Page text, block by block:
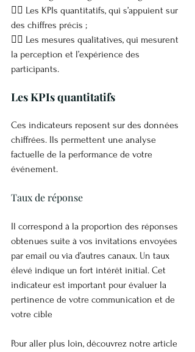
👉🏼 Les KPIs quantitatifs, qui s’appuient sur
des chiffres précis ;
👉🏼 Les mesures qualitatives, qui mesurent
la perception et l’expérience des
participants.
Les KPIs quantitatifs
Ces indicateurs reposent sur des données
chiffrées. Ils permettent une analyse
factuelle de la performance de votre
événement.
Taux de réponse
Il correspond à la proportion des réponses
obtenues suite à vos invitations envoyées
par email ou via d’autres canaux. Un taux
élevé indique un fort intérêt initial. Cet
indicateur est important pour évaluer la
pertinence de votre communication et de
votre cible
Pour aller plus loin, découvrez notre article